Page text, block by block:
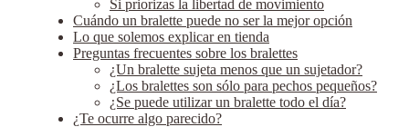
Si priorizas la libertad de movimiento
Cuándo un bralette puede no ser la mejor opción
Lo que solemos explicar en tienda
Preguntas frecuentes sobre los bralettes
¿Un bralette sujeta menos que un sujetador?
¿Los bralettes son sólo para pechos pequeños?
¿Se puede utilizar un bralette todo el día?
¿Te ocurre algo parecido?